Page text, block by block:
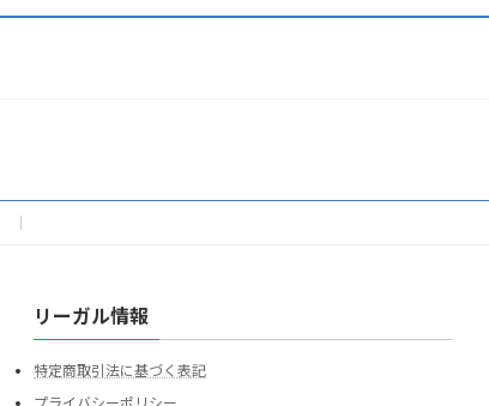
リーガル情報
特定商取引法に基づく表記